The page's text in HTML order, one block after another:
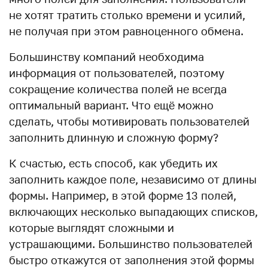
не хотят тратить столько времени и усилий,
не получая при этом равноценного обмена.
Большинству компаний необходима
информация от пользователей, поэтому
сокращение количества полей не всегда
оптимальный вариант. Что ещё можно
сделать, чтобы мотивировать пользователей
заполнить длинную и сложную форму?
К счастью, есть способ, как убедить их
заполнить каждое поле, независимо от длины
формы. Например, в этой форме 13 полей,
включающих несколько выпадающих списков,
которые выглядят сложными и
устрашающими. Большинство пользователей
быстро откажутся от заполнения этой формы